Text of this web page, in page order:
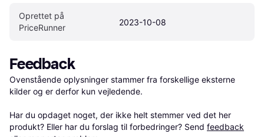
Oprettet på
PriceRunner
2023-10-08
Feedback
Ovenstående oplysninger stammer fra forskellige eksterne
kilder og er derfor kun vejledende.
Har du opdaget noget, der ikke helt stemmer ved det her
produkt? Eller har du forslag til forbedringer? Send feedback